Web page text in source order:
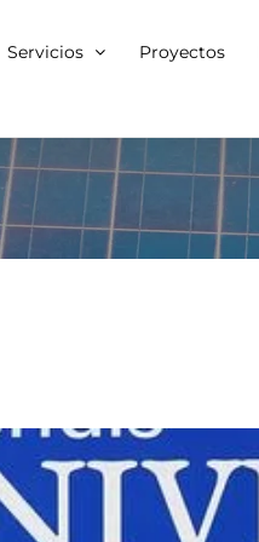
Servicios Proyectos